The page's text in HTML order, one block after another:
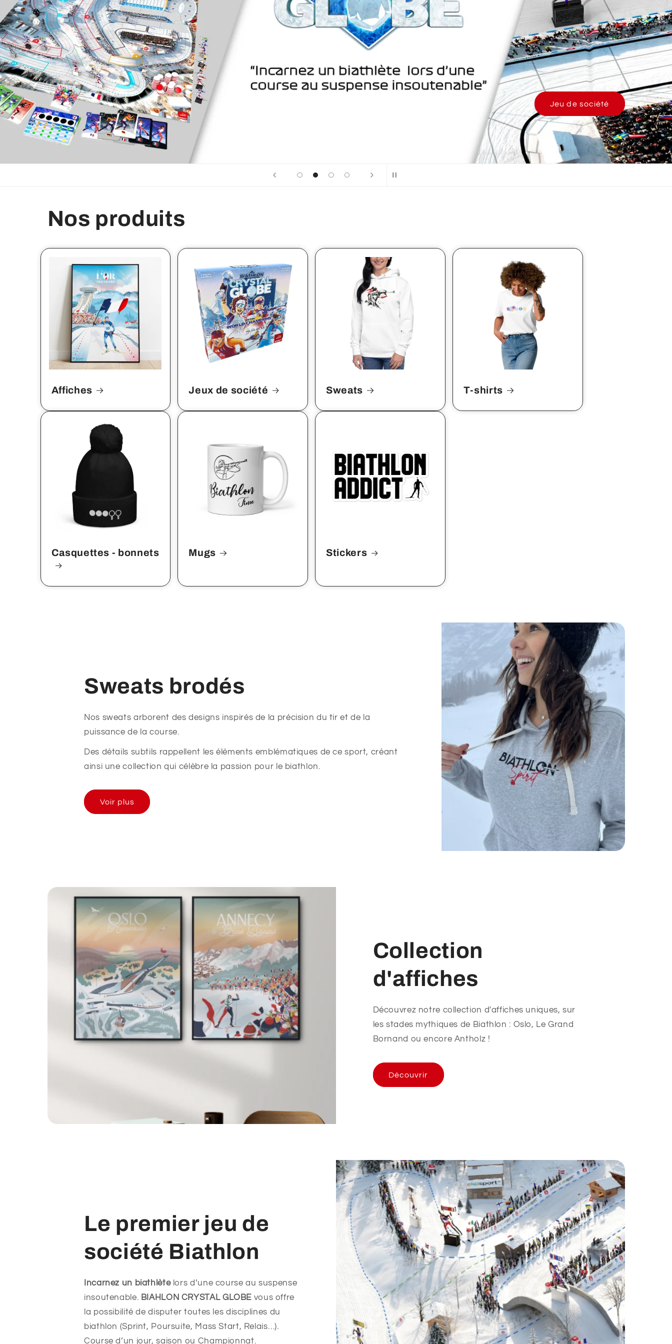
Jeu de société
Nos produits
Affiches Jeux de société Sweats T-shirts
Casquettes - bonnets Mugs Stickers
Sweats brodés
Nos sweats arborent des designs inspirés de la précision du tir et de la
puissance de la course.
Des détails subtils rappellent les éléments emblématiques de ce sport, créant
ainsi une collection qui célèbre la passion pour le biathlon.
Voir plus
Collection
d'affiches
Découvrez notre collection d'affiches uniques, sur
les stades mythiques de Biathlon : Oslo, Le Grand
Bornand ou encore Antholz !
Découvrir
Le premier jeu de
société Biathlon
Incarnez un biathlètelors d’une course au suspense
insoutenable. BIAHLON CRYSTAL GLOBE vous offre
la possibilité de disputer toutes les disciplines du
biathlon (Sprint, Poursuite, Mass Start, Relais…).
Course d’un jour, saison ou Championnat.